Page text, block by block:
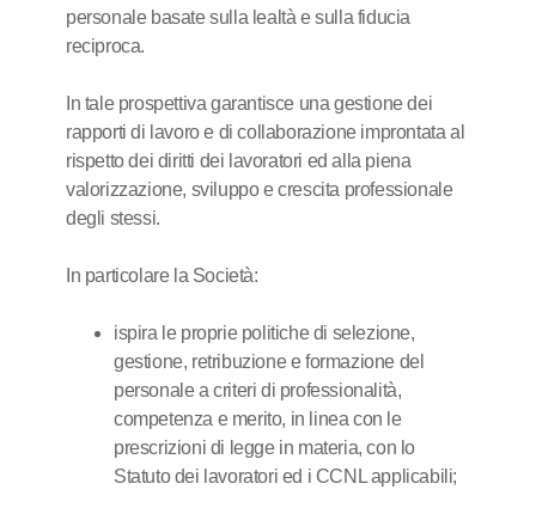
personale basate sulla lealtà e sulla fiducia
reciproca.
In tale prospettiva garantisce una gestione dei
rapporti di lavoro e di collaborazione improntata al
rispetto dei diritti dei lavoratori ed alla piena
valorizzazione, sviluppo e crescita professionale
degli stessi.
In particolare la Società:
ispira le proprie politiche di selezione,
gestione, retribuzione e formazione del
personale a criteri di professionalità,
competenza e merito, in linea con le
prescrizioni di legge in materia, con lo
Statuto dei lavoratori ed i CCNL applicabili;